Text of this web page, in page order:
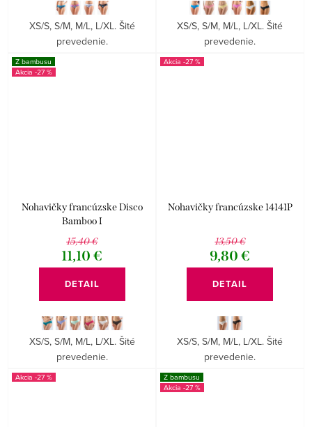
XS/S, S/M, M/L, L/XL. Šité
prevedenie.
XS/S, S/M, M/L, L/XL. Šité
prevedenie.
Z bambusu
-27 %
Nohavičky francúzske Disco
Bamboo I
15,40 €
11,10 €
DETAIL
XS/S, S/M, M/L, L/XL. Šité
prevedenie.
-27 %
Nohavičky francúzske 14141P
13,50 €
9,80 €
DETAIL
XS/S, S/M, M/L, L/XL. Šité
prevedenie.
-27 %
Z bambusu
-27 %